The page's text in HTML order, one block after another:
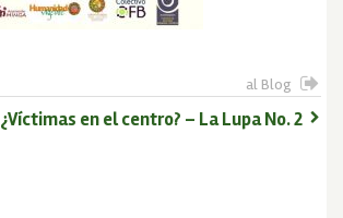
al Blog
¿Víctimas en el centro? – La Lupa No. 2